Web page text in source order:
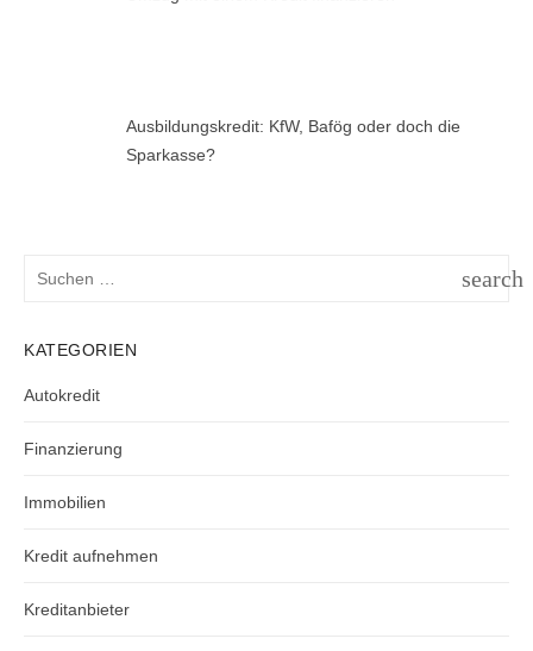
Ausbildungskredit: KfW, Bafög oder doch die
Sparkasse?
search
KATEGORIEN
Autokredit
Finanzierung
Immobilien
Kredit aufnehmen
Kreditanbieter